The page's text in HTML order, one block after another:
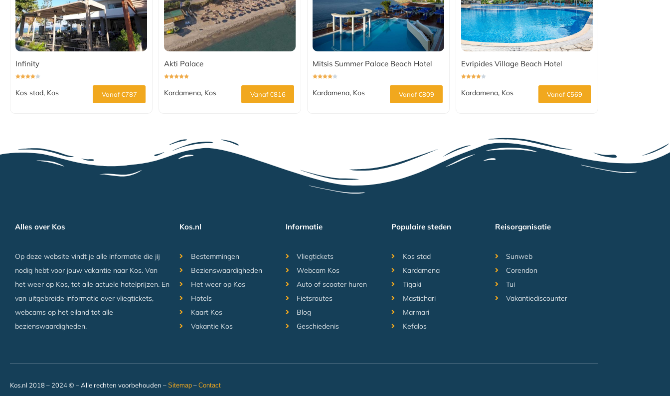
Infinity
Kos stad, Kos Vanaf €787
Akti Palace
Kardamena, Kos Vanaf €816
Mitsis Summer Palace Beach Hotel
Kardamena, Kos Vanaf €809
Evripides Village Beach Hotel
Kardamena, Kos Vanaf €569
Alles over Kos
Op deze website vindt je alle informatie die jij
nodig hebt voor jouw vakantie naar Kos. Van
het weer op Kos, tot alle actuele hotelprijzen. En
van uitgebreide informatie over vliegtickets,
webcams op het eiland tot alle
bezienswaardigheden.
Kos.nl
Bestemmingen
Bezienswaardigheden
Het weer op Kos
Hotels
Kaart Kos
Vakantie Kos
Informatie
Vliegtickets
Webcam Kos
Auto of scooter huren
Fietsroutes
Blog
Geschiedenis
Populaire steden
Kos stad
Kardamena
Tigaki
Mastichari
Marmari
Kefalos
Reisorganisatie
Sunweb
Corendon
Tui
Vakantiediscounter
Kos.nl 2018 – 2024 © – Alle rechten voorbehouden – Sitemap – Contact